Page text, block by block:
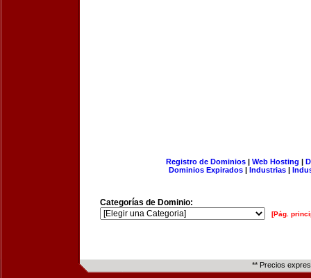
Registro de Dominios| Web Hosting |
Dominios Expirados | Industrias |
Categorías de Dominio:
[Pág.
** Precios